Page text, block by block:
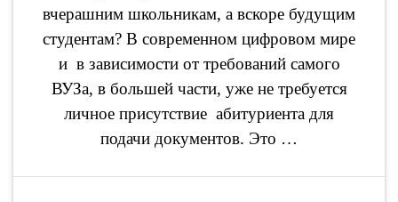
вчерашним школьникам, а вскоре будущим
студентам? В современном цифровом мире
и в зависимости от требований самого
ВУЗа, в большей части, уже не требуется
личное присутствие абитуриента для
подачи документов. Это …